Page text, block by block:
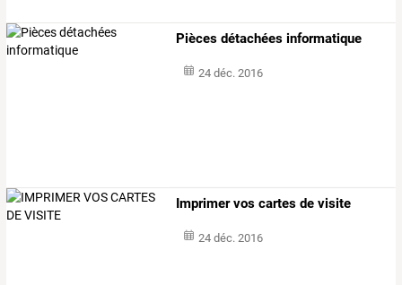
Pièces détachées informatique
24 déc. 2016
Imprimer vos cartes de visite
24 déc. 2016